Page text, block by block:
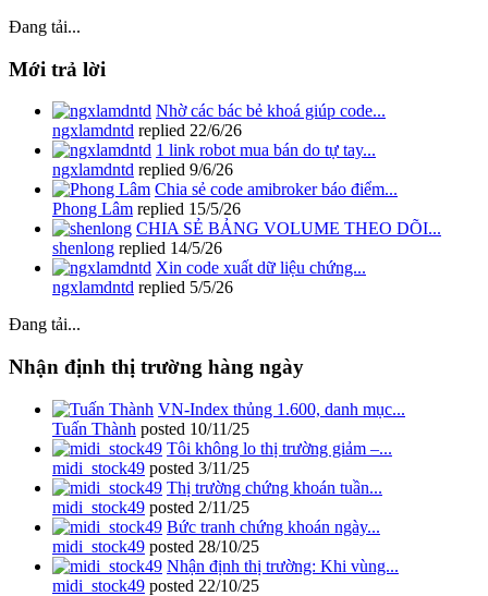
Đang tải...
Mới trả lời
Nhờ các bác bẻ khoá giúp code...
ngxlamdntd replied 22/6/26
1 link robot mua bán do tự tay...
ngxlamdntd replied 9/6/26
Chia sẻ code amibroker báo điểm...
Phong Lâm replied 15/5/26
CHIA SẺ BẢNG VOLUME THEO DÕI...
shenlong replied 14/5/26
Xin code xuất dữ liệu chứng...
ngxlamdntd replied 5/5/26
Đang tải...
Nhận định thị trường hàng ngày
VN-Index thủng 1.600, danh mục...
Tuấn Thành posted 10/11/25
Tôi không lo thị trường giảm –...
midi_stock49 posted 3/11/25
Thị trường chứng khoán tuần...
midi_stock49 posted 2/11/25
Bức tranh chứng khoán ngày...
midi_stock49 posted 28/10/25
Nhận định thị trường: Khi vùng...
midi_stock49 posted 22/10/25